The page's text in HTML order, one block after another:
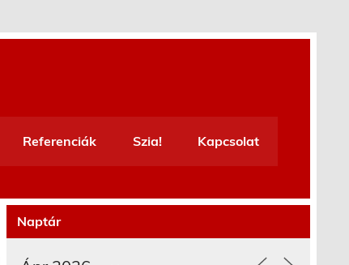
Referenciák Szia! Kapcsolat
Naptár